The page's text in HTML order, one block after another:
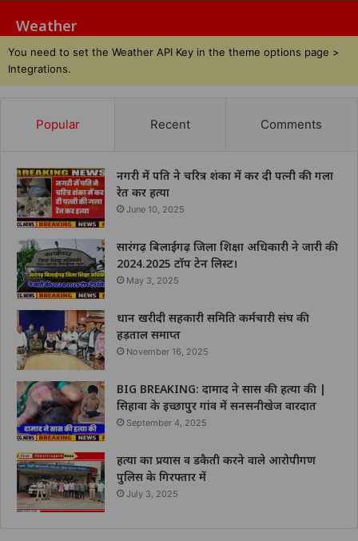
Weather
You need to set the Weather API Key in the theme options page >
Integrations.
Popular Recent Comments
नगरी में पति ने चरित्र शंका में कर दी पत्नी की गला
रेत कर हत्या
June 10, 2025
सारंगढ़ बिलाईगढ़ जिला शिक्षा अधिकारी ने जारी की
2024.2025 टॉप टेन लिस्ट।
May 3, 2025
धान खरीदी सहकारी समिति कर्मचारी संघ की
हड़ताल समाप्त
November 16, 2025
BIG BREAKING: दामाद ने सास की हत्या की |
सिहावा के इच्छापुर गांव में सनसनीखेज वारदात
September 4, 2025
हत्या का प्रयास व डकैती करने वाले आरोपीगण
पुलिस के गिरफ्तार में
July 3, 2025